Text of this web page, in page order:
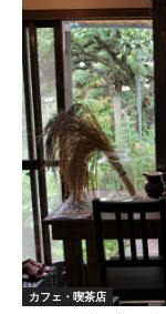
カフェ・喫茶店